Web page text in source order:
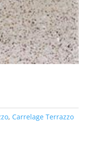
, Carrelage Terrazzo